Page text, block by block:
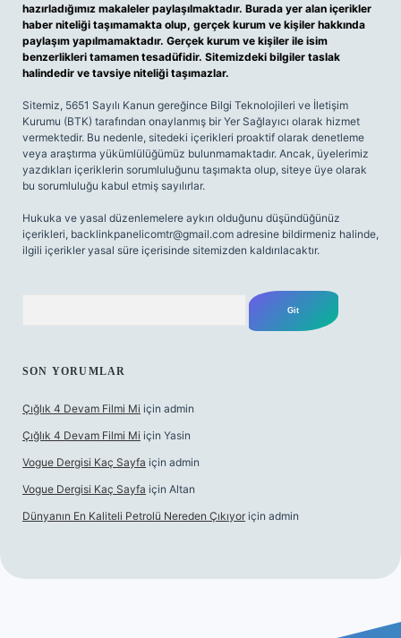
hazırladığımız makaleler paylaşılmaktadır. Burada yer alan içerikler
haber niteliği taşımamakta olup, gerçek kurum ve kişiler hakkında
paylaşım yapılmamaktadır. Gerçek kurum ve kişiler ile isim
benzerlikleri tamamen tesadüfidir. Sitemizdeki bilgiler taslak
halindedir ve tavsiye niteliği taşımazlar.
Sitemiz, 5651 Sayılı Kanun gereğince Bilgi Teknolojileri ve İletişim
Kurumu (BTK) tarafından onaylanmış bir Yer Sağlayıcı olarak hizmet
vermektedir. Bu nedenle, sitedeki içerikleri proaktif olarak denetleme
veya araştırma yükümlülüğümüz bulunmamaktadır. Ancak, üyelerimiz
yazdıkları içeriklerin sorumluluğunu taşımakta olup, siteye üye olarak
bu sorumluluğu kabul etmiş sayılırlar.
Hukuka ve yasal düzenlemelere aykırı olduğunu düşündüğünüz
içerikleri, backlinkpanelicomtr@gmail.com adresine bildirmeniz halinde,
ilgili içerikler yasal süre içerisinde sitemizden kaldırılacaktır.
SON YORUMLAR
Çığlık 4 Devam Filmi Mi için admin
Çığlık 4 Devam Filmi Mi için Yasin
Vogue Dergisi Kaç Sayfa için admin
Vogue Dergisi Kaç Sayfa için Altan
Dünyanın En Kaliteli Petrolü Nereden Çıkıyor için admin